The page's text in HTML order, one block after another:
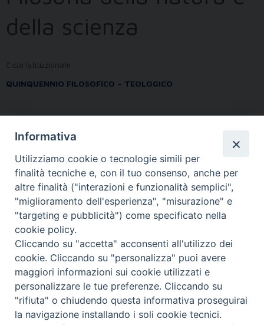
della scienza
Ciclo Istituzionale
QUINQUENNIO FILOSOFICO – TEOLOGICO
Anno di corso: 2
Crediti: 3
Docenti
VALTER DANNA
FONDAZIONE POLO TEOLOGICO
Informativa
Utilizziamo cookie o tecnologie simili per
finalità tecniche e, con il tuo consenso, anche per
altre finalità ("interazioni e funzionalità semplici",
"miglioramento dell'esperienza", "misurazione" e
"targeting e pubblicità") come specificato nella
cookie policy.
Cliccando su "accetta" acconsenti all'utilizzo dei
cookie. Cliccando su "personalizza" puoi avere
maggiori informazioni sui cookie utilizzati e
personalizzare le tue preferenze. Cliccando su
"rifiuta" o chiudendo questa informativa proseguirai
la navigazione installando i soli cookie tecnici.